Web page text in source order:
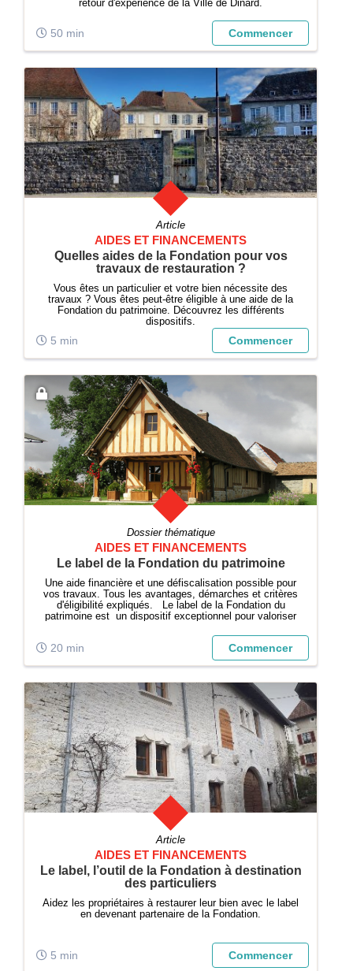
retour d'expérience de la Ville de Dinard.
50 min Commencer
Article
AIDES ET FINANCEMENTS
Quelles aides de la Fondation pour vos
travaux de restauration ?
Vous êtes un particulier et votre bien nécessite des
travaux ? Vous êtes peut-être éligible à une aide de la
Fondation du patrimoine. Découvrez les différents
dispositifs.
5 min Commencer
Dossier thématique
AIDES ET FINANCEMENTS
Le label de la Fondation du patrimoine
Une aide financière et une défiscalisation possible pour
vos travaux. Tous les avantages, démarches et critères
d'éligibilité expliqués. Le label de la Fondation du
patrimoine est un dispositif exceptionnel pour valoriser
20 min Commencer
Article
AIDES ET FINANCEMENTS
Le label, l’outil de la Fondation à destination
des particuliers
Aidez les propriétaires à restaurer leur bien avec le label
en devenant partenaire de la Fondation.
5 min Commencer